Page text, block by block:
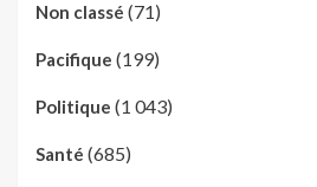
Non classé (71)
Pacifique (199)
Politique (1 043)
Santé (685)